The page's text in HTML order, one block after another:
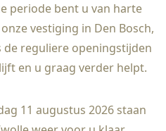
periode bent u van harte
vestiging in Den Bosch,
de reguliere openingstijden
en u graag verder helpt.
11 augustus 2026 staan